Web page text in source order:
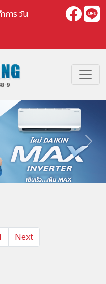
การ วัน
Next
Next